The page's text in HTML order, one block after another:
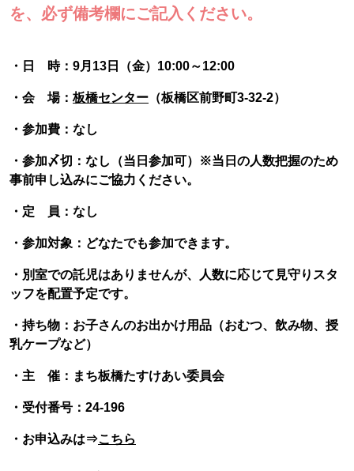
を、必ず備考欄にご記入ください。
・日 時：9月13日（金）10:00～12:00
・会 場： 板橋センター （板橋区前野町3-32-2）
・参加費：なし
・参加〆切：なし（当日参加可）※当日の人数把握のため
事前申し込みにご協力ください。
・定 員：なし
・参加対象：どなたでも参加できます。
・別室での託児はありませんが、⼈数に応じて⾒守りスタ
ッフを配置予定です。
・持ち物：お子さんのお出かけ用品（おむつ、飲み物、授
乳ケープなど）
・主 催：まち板橋たすけあい委員会
・受付番号：24-196
・お申込みは⇒こちら